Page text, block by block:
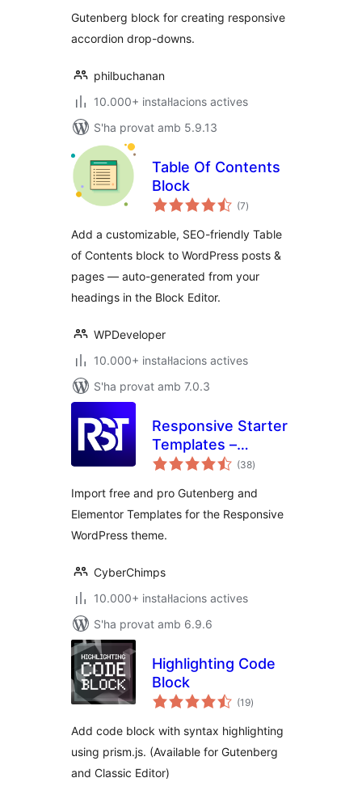
Gutenberg block for creating responsive
accordion drop-downs.
philbuchanan
10.000+ instal·lacions actives
S'ha provat amb 5.9.13
Table Of Contents
Block
(7puntuacions
totals
)
Add a customizable, SEO-friendly Table
of Contents block to WordPress posts &
pages — auto-generated from your
headings in the Block Editor.
WPDeveloper
10.000+ instal·lacions actives
S'ha provat amb 7.0.3
Responsive Starter
Templates –
Elementor
Starter Sites
(38puntuacions
totals
)
Import free and pro Gutenberg and
Elementor Templates for the Responsive
WordPress theme.
CyberChimps
10.000+ instal·lacions actives
S'ha provat amb 6.9.6
Highlighting Code
Block
(19puntuacions
totals
)
Add code block with syntax highlighting
using prism.js. (Available for Gutenberg
and Classic Editor)